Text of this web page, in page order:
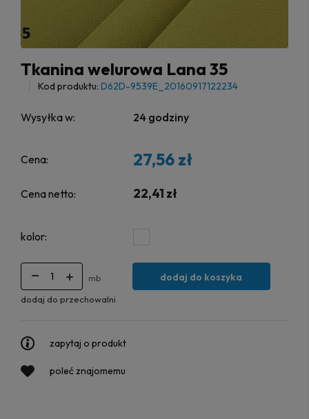
Tkanina welurowa Lana 35
Kod produktu: D62D-9539E_20160917122234
Wysyłka w: 24 godziny
Cena: 27,56 zł
Cena netto: 22,41 zł
kolor:
mb dodaj do koszyka
dodaj do przechowalni
zapytaj o produkt
poleć znajomemu